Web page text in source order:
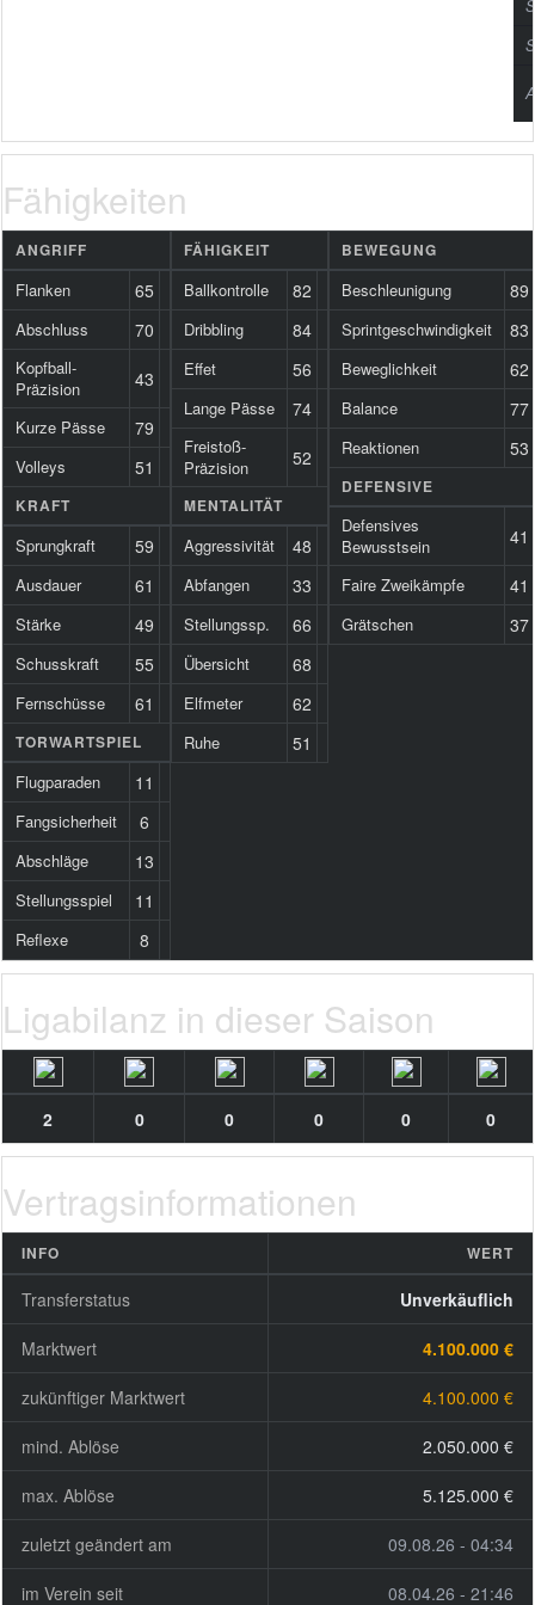
Fähigkeiten
ANGRIFF
Flanken 65
Abschluss 70
Kopfball-
Präzision
43
Kurze Pässe 79
Volleys 51
KRAFT
Sprungkraft 59
Ausdauer 61
Stärke 49
Schusskraft 55
Fernschüsse 61
TORWARTSPIEL
Flugparaden 11
Fangsicherheit 6
Abschläge 13
Stellungsspiel 11
Reflexe 8
FÄHIGKEIT
Ballkontrolle 82
Dribbling 84
Effet 56
Lange Pässe 74
Freistoß-
Präzision
52
MENTALITÄT
Aggressivität 48
Abfangen 33
Stellungssp. 66
Übersicht 68
Elfmeter 62
Ruhe 51
BEWEGUNG
Beschleunigung 89
Sprintgeschwindigkeit 83
Beweglichkeit 62
Balance 77
Reaktionen 53
DEFENSIVE
Defensives
Bewusstsein
41
Faire Zweikämpfe 41
Grätschen 37
Ligabilanz in dieser Saison
2 0 0 0 0 0
Vertragsinformationen
INFO WERT
Transferstatus Unverkäuflich
Marktwert 4.100.000 €
zukünftiger Marktwert 4.100.000 €
mind. Ablöse 2.050.000 €
max. Ablöse 5.125.000 €
zuletzt geändert am 09.08.26 - 04:34
im Verein seit 08.04.26 - 21:46